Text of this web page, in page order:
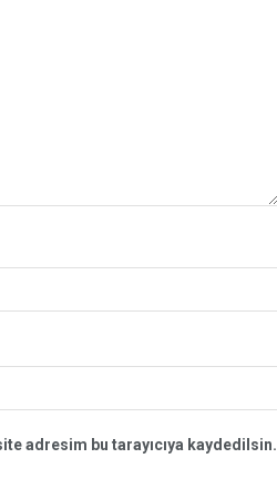
adresim bu tarayıcıya kaydedilsin.